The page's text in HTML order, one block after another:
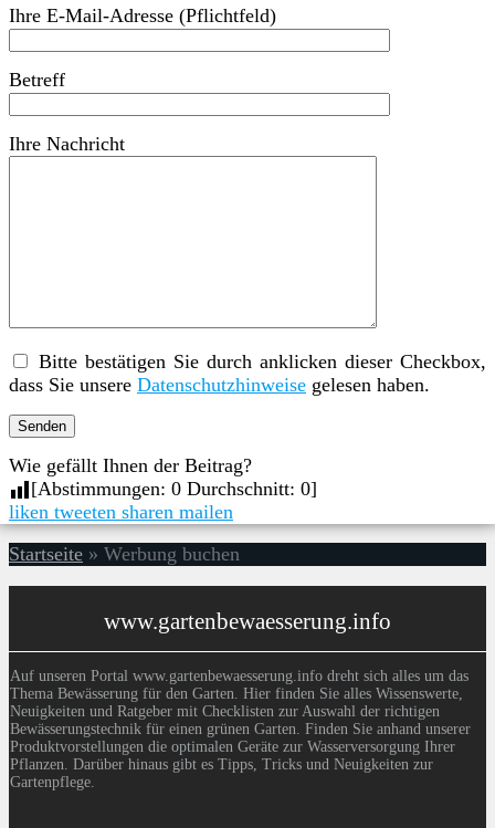
Ihre E-Mail-Adresse (Pflichtfeld)
Betreff
Ihre Nachricht
Bitte bestätigen Sie durch anklicken dieser Checkbox,
dass Sie unsere Datenschutzhinweise gelesen haben.
Wie gefällt Ihnen der Beitrag?
[Abstimmungen: 0 Durchschnitt: 0]
liken tweeten sharen mailen
Startseite » Werbung buchen
www.gartenbewaesserung.info
Auf unseren Portal www.gartenbewaesserung.info dreht sich alles um das
Thema Bewässerung für den Garten. Hier finden Sie alles Wissenswerte,
Neuigkeiten und Ratgeber mit Checklisten zur Auswahl der richtigen
Bewässerungstechnik für einen grünen Garten. Finden Sie anhand unserer
Produktvorstellungen die optimalen Geräte zur Wasserversorgung Ihrer
Pflanzen. Darüber hinaus gibt es Tipps, Tricks und Neuigkeiten zur
Gartenpflege.